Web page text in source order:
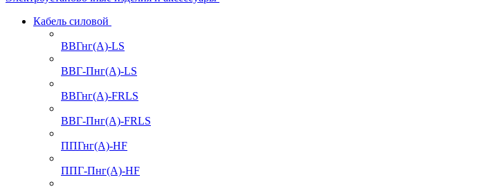
Кабель силовой
ВВГнг(А)-LS
ВВГ-Пнг(А)-LS
ВВГнг(А)-FRLS
ВВГ-Пнг(А)-FRLS
ППГнг(А)-HF
ППГ-Пнг(А)-HF